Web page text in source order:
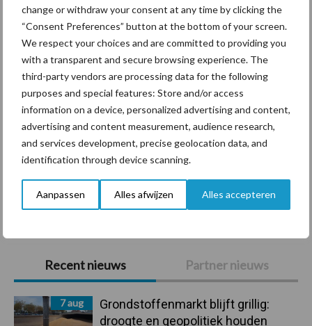
change or withdraw your consent at any time by clicking the
“Consent Preferences” button at the bottom of your screen.
We respect your choices and are committed to providing you
with a transparent and secure browsing experience. The
third-party vendors are processing data for the following
purposes and special features: Store and/or access
information on a device, personalized advertising and content,
advertising and content measurement, audience research,
and services development, precise geolocation data, and
identification through device scanning.
Aanpassen Alles afwijzen Alles accepteren
Primaire
Sidebar
Recent nieuws Partner nieuws
7 aug
Grondstoffenmarkt blijft grillig:
droogte en geopolitiek houden
Diergezondheid Bemesting Fokkerij
Bedrijfsnieuws
Ligbox &
Voerhekken
Toon meer